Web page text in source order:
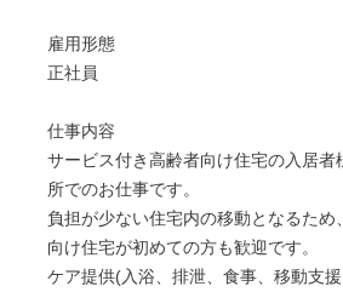
雇用形態
正社員
仕事内容
サービス付き高齢者向け住宅の入居
所でのお仕事です。
負担が少ない住宅内の移動となるた
向け住宅が初めての方も歓迎です。
ケア提供(入浴、排泄、食事、移動支